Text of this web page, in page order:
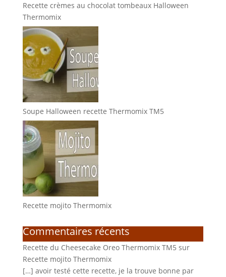
Recette crèmes au chocolat tombeaux Halloween
Thermomix
Soupe Halloween recette Thermomix TM5
Recette mojito Thermomix
Commentaires récents
Recette du Cheesecake Oreo Thermomix TM5 sur
Recette mojito Thermomix
[…] avoir testé cette recette, je la trouve bonne par